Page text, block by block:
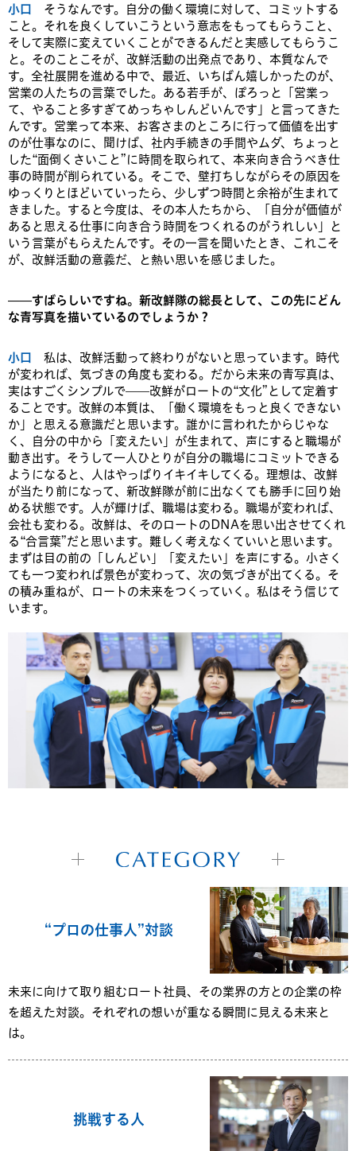
小口 そうなんです。自分の働く環境に対して、コミットする
こと。それを良くしていこうという意志をもってもらうこと、
そして実際に変えていくことができるんだと実感してもらうこ
と。そのことこそが、改鮮活動の出発点であり、本質なんで
す。全社展開を進める中で、最近、いちばん嬉しかったのが、
営業の人たちの言葉でした。ある若手が、ぽろっと「営業っ
て、やること多すぎてめっちゃしんどいんです」と言ってきた
んです。営業って本来、お客さまのところに行って価値を出す
のが仕事なのに、聞けば、社内手続きの手間やムダ、ちょっと
した“面倒くさいこと”に時間を取られて、本来向き合うべき仕
事の時間が削られている。そこで、壁打ちしながらその原因を
ゆっくりとほどいていったら、少しずつ時間と余裕が生まれて
きました。すると今度は、その本人たちから、「自分が価値が
あると思える仕事に向き合う時間をつくれるのがうれしい」と
いう言葉がもらえたんです。その一言を聞いたとき、これこそ
が、改鮮活動の意義だ、と熱い思いを感じました。
——すばらしいですね。新改鮮隊の総長として、この先にどん
な青写真を描いているのでしょうか？
小口 私は、改鮮活動って終わりがないと思っています。時代
が変われば、気づきの角度も変わる。だから未来の青写真は、
実はすごくシンプルで——改鮮がロートの“文化”として定着す
ることです。改鮮の本質は、「働く環境をもっと良くできない
か」と思える意識だと思います。誰かに言われたからじゃな
く、自分の中から「変えたい」が生まれて、声にすると職場が
動き出す。そうして一人ひとりが自分の職場にコミットできる
ようになると、人はやっぱりイキイキしてくる。理想は、改鮮
が当たり前になって、新改鮮隊が前に出なくても勝手に回り始
める状態です。人が輝けば、職場は変わる。職場が変われば、
会社も変わる。改鮮は、そのロートのDNAを思い出させてくれ
る“合言葉”だと思います。難しく考えなくていいと思います。
まずは目の前の「しんどい」「変えたい」を声にする。小さく
ても一つ変われば景色が変わって、次の気づきが出てくる。そ
の積み重ねが、ロートの未来をつくっていく。私はそう信じて
います。
“プロの仕事人”対談
未来に向けて取り組むロート社員、その業界の方との企業の枠
を超えた対談。それぞれの想いが重なる瞬間に見える未来と
は。
挑戦する人